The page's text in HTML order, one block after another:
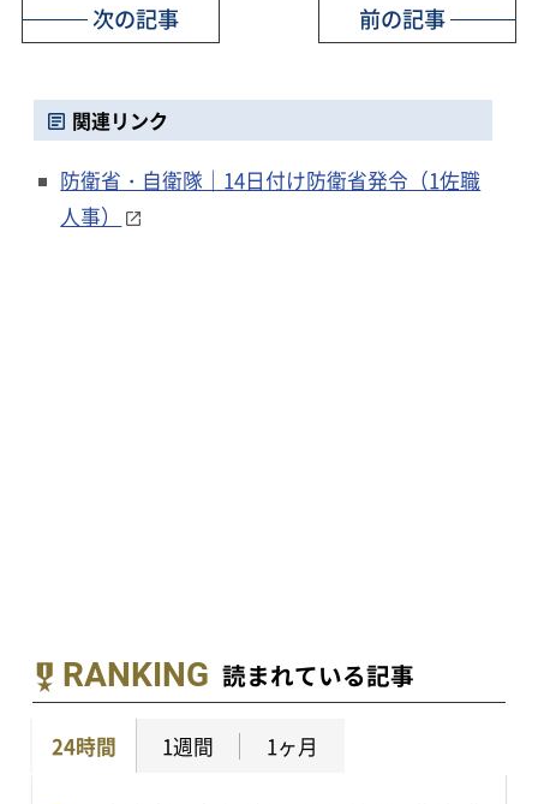
前の記事
次の記事
関連リンク
防衛省・自衛隊｜14日付け防衛省発令（1佐職
人事）
RANKING 読まれている記事
24時間 1週間 1ヶ月